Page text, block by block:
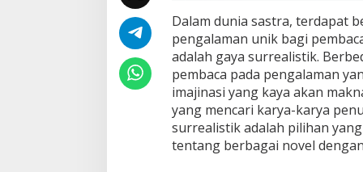
k
n
a
Dalam dunia sastra, terdapat
pengalaman unik bagi
adalah gaya surrealistik.
pembaca pada pengalaman
imajinasi yang kaya akan
yang mencari karya-karya
surrealistik adalah pilihan
tentang berbagai novel